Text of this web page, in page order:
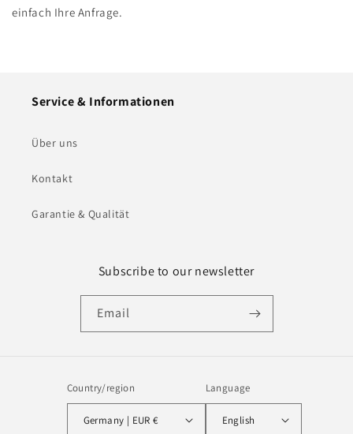
einfach Ihre Anfrage.
Service & Informationen
Über uns
Kontakt
Garantie & Qualität
Subscribe to our newsletter
Email
Country/region
Germany | EUR €
Language
English